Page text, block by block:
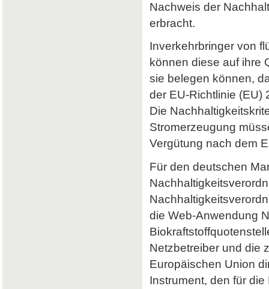
Nachweis der
erbracht.
Inverkehrbringer von
können diese auf ihre
sie belegen können,
der EU-Richtlinie (EU)
Die
Stromerzeugung
Vergütung nach dem
Für den deutschen
die Web-Anwendung
Netzbetreiber und die
Europäischen Union
Instrument, den für